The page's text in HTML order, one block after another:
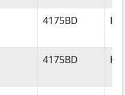
4175BD
4175BD